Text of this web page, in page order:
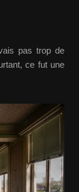
pas trop de
ce fut une